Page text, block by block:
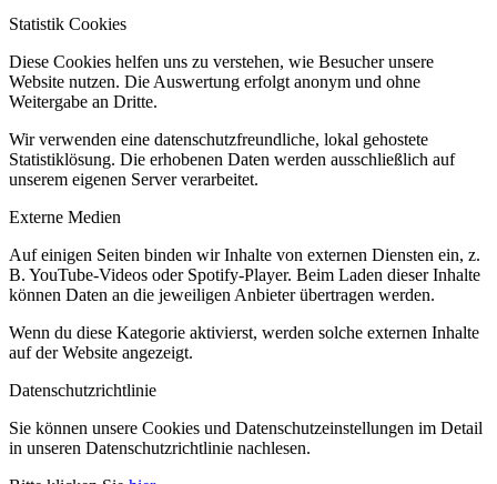
Statistik Cookies
Diese Cookies helfen uns zu verstehen, wie Besucher unsere
Website nutzen. Die Auswertung erfolgt anonym und ohne
Weitergabe an Dritte.
Wir verwenden eine datenschutzfreundliche, lokal gehostete
Statistiklösung. Die erhobenen Daten werden ausschließlich auf
unserem eigenen Server verarbeitet.
Externe Medien
Auf einigen Seiten binden wir Inhalte von externen Diensten ein, z.
B. YouTube-Videos oder Spotify-Player. Beim Laden dieser Inhalte
können Daten an die jeweiligen Anbieter übertragen werden.
Wenn du diese Kategorie aktivierst, werden solche externen Inhalte
auf der Website angezeigt.
Datenschutzrichtlinie
Sie können unsere Cookies und Datenschutzeinstellungen im Detail
in unseren Datenschutzrichtlinie nachlesen.